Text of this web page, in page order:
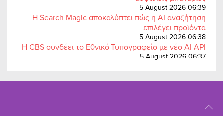
5 August 2026 06:39
Η Search Magic αποκαλύπτει πώς η AI αναζήτηση
επιλέγει προϊόντα
5 August 2026 06:38
Η CBS συνδέει το Εθνικό Τυπογραφείο με νέο AI API
5 August 2026 06:37